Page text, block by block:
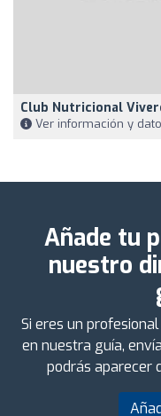
Club Nutricional
Ver información y
Añade tu
nuestro
Si eres un
en nuestra guía,
podrás aparecer